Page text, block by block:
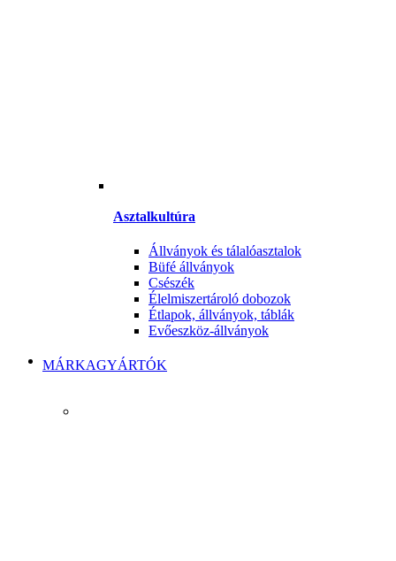
Asztalkultúra
Állványok és tálalóasztalok
Büfé állványok
Csészék
Élelmiszertároló dobozok
Étlapok, állványok, táblák
Evőeszköz-állványok
MÁRKAGYÁRTÓK